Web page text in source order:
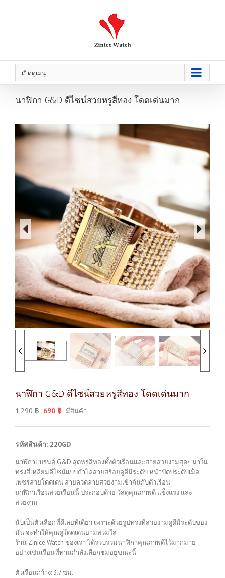
เปิดดูเมนู
นาฬิกา G&D ดีไซน์สวยหรูสีทอง โดดเด่นมาก
นาฬิกา G&D ดีไซน์สวยหรูสีทอง โดดเด่นมาก
1,290฿ 690 ฿ มีสินค้า
รหัสสินค้า: 220GD
นาฬิกาแบรนด์ G&D สุดหรูสีทองทั้งตัวเรือนและสายสวยงามสุดๆ มาใน
ทรงสี่เหลี่ยมดีไซน์แบบกำไลสายสร้อยดูดีมีระดับ หน้าปัดประดับเม็ด
เพชรสวยโดดเด่น สายลวดลายสวยงามเข้ากันกับตัวเรือน
นาฬิกาเรือนสวยเรือนนี้ ประกอบด้วย วัสดุคุณภาพดี แข็งแรง และ
สวยงาม
นับเป็นตัวเลือกที่ดีเลยทีเดียว เพราะด้วยรูปทรงที่สวยงามดูดีมีระดับของ
มัน จะทำให้คุณดูโดดเด่นยามสวมใส่
ร้าน Zinice Watch ของเรา ได้รวบรวมนาฬิกาคุณภาพดีไว้มากมาย
อย่างเช่นเรือนที่ท่านกำลังเลือกชมอยู่ขณะนี้
ตัวเรือนกว้าง: 3.7 ซม.